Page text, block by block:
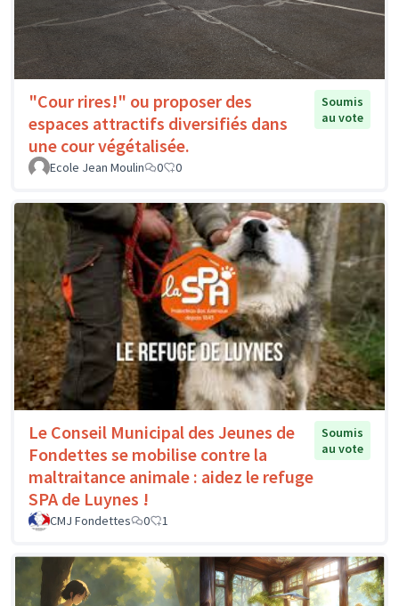
"Cour rires!" ou proposer des
espaces attractifs diversifiés dans
une cour végétalisée.
Soumis
au vote
Ecole Jean Moulin 0 0
Le Conseil Municipal des Jeunes de
Fondettes se mobilise contre la
maltraitance animale : aidez le refuge
SPA de Luynes !
Soumis
au vote
CMJ Fondettes 0 1